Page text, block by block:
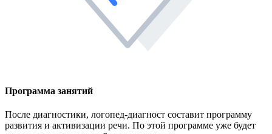
Программа занятий
После диагностики, логопед-диагност составит программу
развития и активизации речи. По этой программе уже будет